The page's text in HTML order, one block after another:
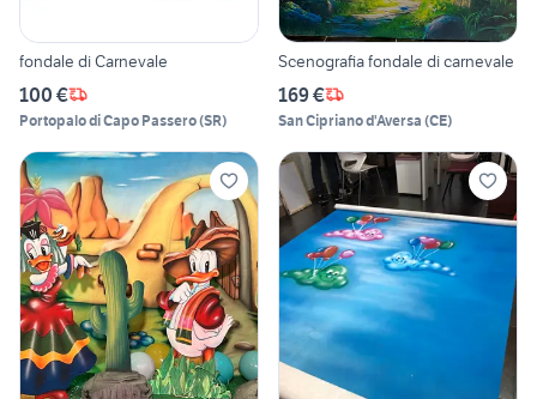
fondale di Carnevale
100 €
Portopalo di Capo Passero(SR)
Scenografia fondale di carnevale
169 €
San Cipriano d'Aversa (CE)